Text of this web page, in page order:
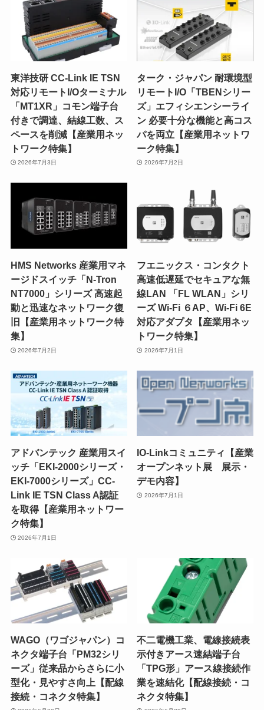
東洋技研 CC-Link IE TSN
対応リモートI/Oターミナル
「MT1XR」コモン端子台
付きで調達、結線工数、ス
ペースを削減【産業用ネッ
トワーク特集】
2026年7月3日
ターク・ジャパン 耐環境型
リモートI/O「TBENシリー
ズ」エフィシエンシーライ
ン 必要十分な機能と高コス
パを両立【産業用ネットワ
ーク特集】
2026年7月2日
HMS Networks 産業用マネ
ージドスイッチ「N-Tron
NT7000」シリーズ 高速起
動と迅速なネットワーク復
旧【産業用ネットワーク特
集】
2026年7月2日
フエニックス・コンタクト
高速低遅延でセキュアな無
線LAN 「FL WLAN」シリ
ーズ Wi-Fi ６AP、Wi-Fi 6E
対応アダプタ【産業用ネッ
トワーク特集】
2026年7月1日
アドバンテック 産業用スイ
ッチ「EKI-2000シリーズ・
EKI-7000シリーズ」CC-
Link IE TSN Class A認証
を取得【産業用ネットワー
ク特集】
2026年7月1日
IO-Linkコミュニティ【産業
オープンネット展 展示・
デモ内容】
2026年7月1日
WAGO（ワゴジャパン）コ
ネクタ端子台「PM32シリ
ーズ」従来品からさらに小
型化・見やすさ向上【配線
接続・コネクタ特集】
不二電機工業、電線接続表
示付きアース速結端子台
「TPG形」アース線接続作
業を速結化【配線接続・コ
ネクタ特集】